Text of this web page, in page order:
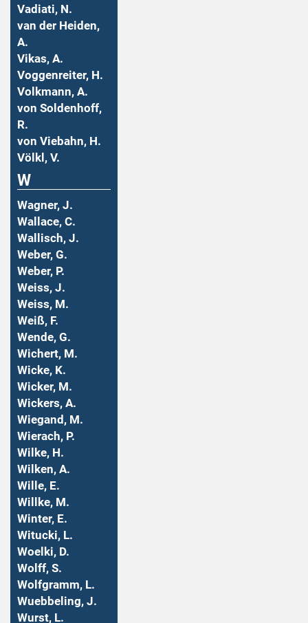
Vadiati, N.
van der Heiden,
A.
Vikas, A.
Voggenreiter, H.
Volkmann, A.
von Soldenhoff,
R.
von Viebahn, H.
Völkl, V.
W
Wagner, J.
Wallace, C.
Wallisch, J.
Weber, G.
Weber, P.
Weiss, J.
Weiss, M.
Weiß, F.
Wende, G.
Wichert, M.
Wicke, K.
Wicker, M.
Wickers, A.
Wiegand, M.
Wierach, P.
Wilke, H.
Wilken, A.
Wille, E.
Willke, M.
Winter, E.
Witucki, L.
Woelki, D.
Wolff, S.
Wolfgramm, L.
Wuebbeling, J.
Wurst, L.